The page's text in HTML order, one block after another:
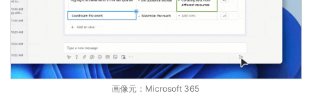
画像元：Microsoft 365